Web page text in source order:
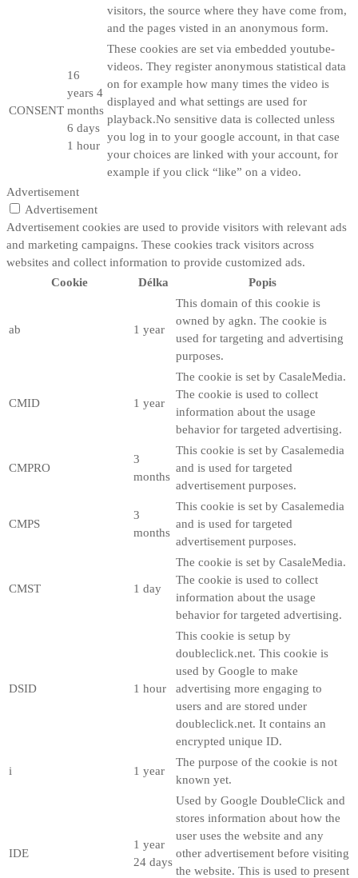
visitors, the source where they have come from,
and the pages visted in an anonymous form.
CONSENT
16
years 4
months
6 days
1 hour
These cookies are set via embedded youtube-
videos. They register anonymous statistical data
on for example how many times the video is
displayed and what settings are used for
playback.No sensitive data is collected unless
you log in to your google account, in that case
your choices are linked with your account, for
example if you click “like” on a video.
Advertisement
Advertisement
Advertisement cookies are used to provide visitors with relevant ads
and marketing campaigns. These cookies track visitors across
websites and collect information to provide customized ads.
Cookie
Délka Popis
ab 1 year
This domain of this cookie is
owned by agkn. The cookie is
used for targeting and advertising
purposes.
CMID 1 year
The cookie is set by CasaleMedia.
The cookie is used to collect
information about the usage
behavior for targeted advertising.
CMPRO
3
months
This cookie is set by Casalemedia
and is used for targeted
advertisement purposes.
CMPS
3
months
This cookie is set by Casalemedia
and is used for targeted
advertisement purposes.
CMST 1 day
The cookie is set by CasaleMedia.
The cookie is used to collect
information about the usage
behavior for targeted advertising.
DSID 1 hour
This cookie is setup by
doubleclick.net. This cookie is
used by Google to make
advertising more engaging to
users and are stored under
doubleclick.net. It contains an
encrypted unique ID.
i 1 year
The purpose of the cookie is not
known yet.
IDE
1 year
24 days
Used by Google DoubleClick and
stores information about how the
user uses the website and any
other advertisement before visiting
the website. This is used to present